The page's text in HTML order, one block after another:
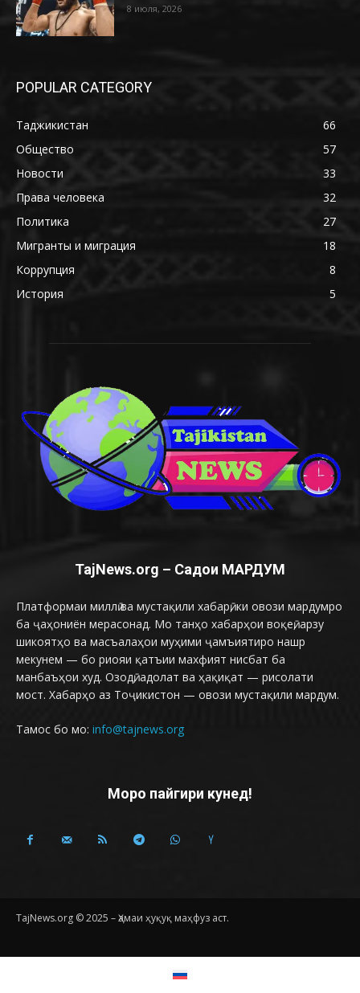
8 июля, 2026
POPULAR CATEGORY
Таджикистан
66
Общество
57
Новости
33
Права человека
32
Политика
27
Мигранты и миграция
18
Коррупция
8
История
5
TajNews.org – Садои МАРДУМ
Платформаи миллӣ ва мустақили хабарӣ, ки овози мардумро
ба ҷаҳониён мерасонад. Мо танҳо хабарҳои воқеӣ, арзу
шикоятҳо ва масъалаҳои муҳими ҷамъиятиро нашр
мекунем — бо риояи қатъии махфият нисбат ба
манбаъҳои худ. Озодӣ, адолат ва ҳақиқат — рисолати
мост. Хабарҳо аз Тоҷикистон — овози мустақили мардум.
Тамос бо мо: info@tajnews.org
Моро пайгири кунед!
TajNews.org © 2025 – Ҳамаи ҳуқуқ маҳфуз аст.